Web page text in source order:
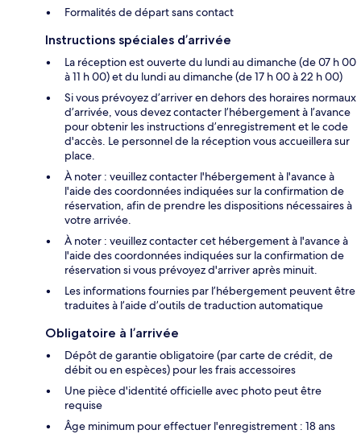
Formalités de départ sans contact
Instructions spéciales d’arrivée
La réception est ouverte du lundi au dimanche (de 07 h 00
à 11 h 00) et du lundi au dimanche (de 17 h 00 à 22 h 00)
Si vous prévoyez d’arriver en dehors des horaires normaux
d’arrivée, vous devez contacter l’hébergement à l’avance
pour obtenir les instructions d’enregistrement et le code
d'accès. Le personnel de la réception vous accueillera sur
place.
À noter : veuillez contacter l'hébergement à l'avance à
l'aide des coordonnées indiquées sur la confirmation de
réservation, afin de prendre les dispositions nécessaires à
votre arrivée.
À noter : veuillez contacter cet hébergement à l'avance à
l'aide des coordonnées indiquées sur la confirmation de
réservation si vous prévoyez d'arriver après minuit.
Les informations fournies par l’hébergement peuvent être
traduites à l’aide d’outils de traduction automatique
Obligatoire à l’arrivée
Dépôt de garantie obligatoire (par carte de crédit, de
débit ou en espèces) pour les frais accessoires
Une pièce d'identité officielle avec photo peut être
requise
Âge minimum pour effectuer l'enregistrement : 18 ans